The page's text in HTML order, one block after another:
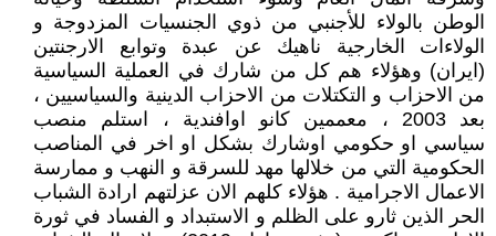
الوطن بالولاء للأجنبي من ذوي الجنسيات المزدوجة و
الولاءات الخارجية ناهيك عن عبدة وتوابع الارجنتين
(ايران) وهؤلاء هم كل من شارك في العملية السياسية
من الاحزاب و التكتلات من الاحزاب الدينية والسياسيين ،
بعد 2003 ، معممين كانو اوافندية ، استلم منصب
سياسي او حكومي اوشارك بشكل او اخر في المناصب
الحكومية التي من خلالها مهد للسرقة و النهب و ممارسة
الاعمال الاجرامية . هؤلاء كلهم الان عزلتهم ارادة الشباب
الحر الذين ثارو على الظلم و الاستبداد و الفساد في ثورة